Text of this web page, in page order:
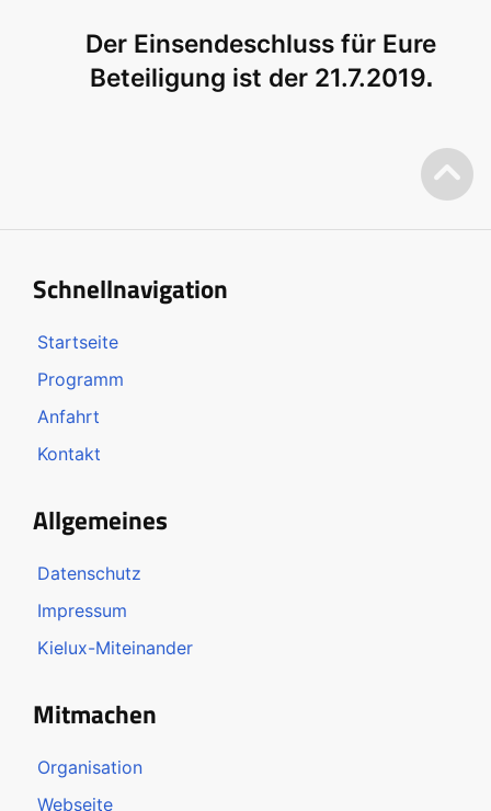
Der Einsendeschluss für Eure
Beteiligung ist der 21.7.2019.
Schnellnavigation
Startseite
Programm
Anfahrt
Kontakt
Allgemeines
Datenschutz
Impressum
Kielux-Miteinander
Mitmachen
Organisation
Webseite